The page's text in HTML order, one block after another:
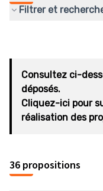
Filtrer et
Consultez ci-
déposés.
Cliquez-ici pour
réalisation des
36 propositions